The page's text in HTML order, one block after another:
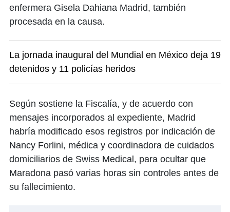
enfermera Gisela Dahiana Madrid, también
procesada en la causa.
La jornada inaugural del Mundial en México deja 19
detenidos y 11 policías heridos
Según sostiene la Fiscalía, y de acuerdo con
mensajes incorporados al expediente, Madrid
habría modificado esos registros por indicación de
Nancy Forlini, médica y coordinadora de cuidados
domiciliarios de Swiss Medical, para ocultar que
Maradona pasó varias horas sin controles antes de
su fallecimiento.